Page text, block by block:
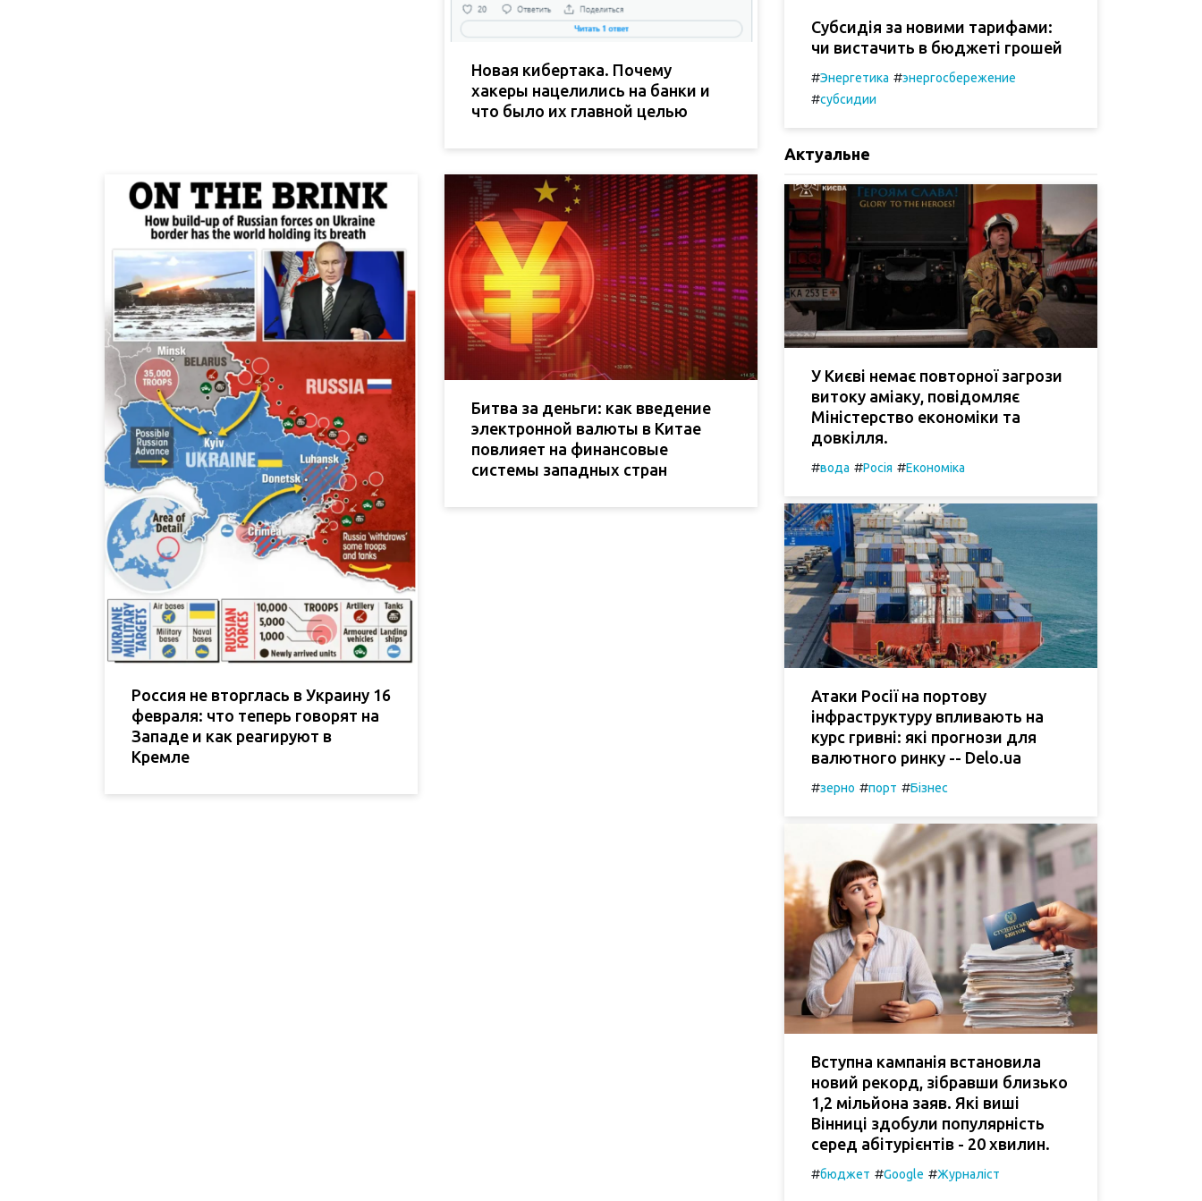
Новая кибертака. Почему
хакеры нацелились на банки и
что было их главной целью
Россия не вторглась в Украину 16
февраля: что теперь говорят на
Западе и как реагируют в
Кремле
Битва за деньги: как введение
электронной валюты в Китае
повлияет на финансовые
системы западных стран
Субсидія за новими тарифами:
чи вистачить в бюджеті грошей
#Энергетика #энергосбережение
#субсидии
Актуальне
У Києві немає повторної загрози
витоку аміаку, повідомляє
Міністерство економіки та
довкілля.
#вода #Росія #Економіка
Атаки Росії на портову
інфраструктуру впливають на
курс гривні: які прогнози для
валютного ринку -- Delo.ua
#зерно #порт #Бізнес
Вступна кампанія встановила
новий рекорд, зібравши близько
1,2 мільйона заяв. Які виші
Вінниці здобули популярність
серед абітурієнтів - 20 хвилин.
#бюджет #Google #Журналіст